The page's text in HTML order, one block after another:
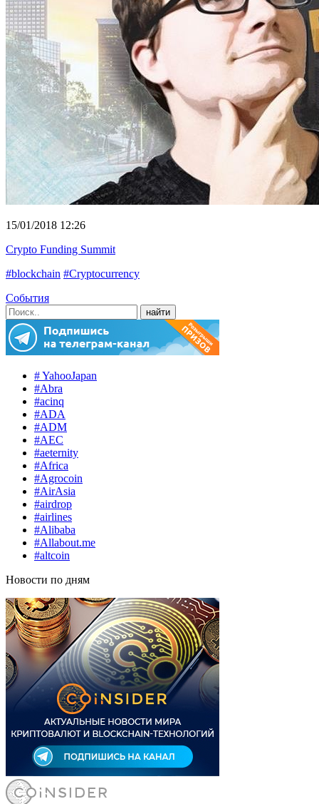
15/01/2018 12:26
Crypto Funding Summit
#blockchain #Cryptocurrency
События
# YahooJapan
#Abra
#acinq
#ADA
#ADM
#AEC
#aeternity
#Africa
#Agrocoin
#AirAsia
#airdrop
#airlines
#Alibaba
#Allabout.me
#altcoin
Новости по дням